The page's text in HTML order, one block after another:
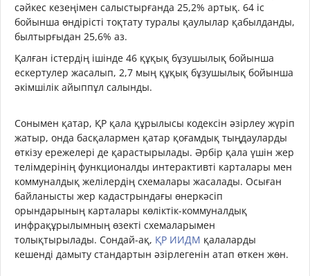
сәйкес кезеңімен салыстырғанда 25,2% артық. 64 іс
бойынша өндірісті тоқтату туралы қаулылар қабылданды,
былтырғыдан 25,6% аз.
Қалған істердің ішінде 46 құқық бұзушылық бойынша
ескертулер жасалып, 2,7 мың құқық бұзушылық бойынша
әкімшілік айыппұл салынды.
Сонымен қатар, ҚР қала құрылысы кодексін әзірлеу жүріп
жатыр, онда басқалармен қатар қоғамдық тыңдауларды
өткізу ережелері де қарастырылады. Әрбір қала үшін жер
телімдерінің функционалды интерактивті карталары мен
коммуналдық желілердің схемалары жасалады. Осыған
байланысты жер кадастрындағы өнеркәсіп
орындарының карталары көліктік-коммуналдық
инфрақұрылымның өзекті схемаларымен
толықтырылады. Сондай-ақ, ҚР ИИДМ қалаларды
кешенді дамыту стандартын әзірлегенін атап өткен жөн.